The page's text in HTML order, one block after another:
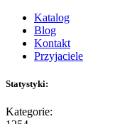
Katalog
Blog
Kontakt
Przyjaciele
Statystyki:
Kategorie: